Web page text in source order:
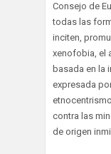
Consejo de
todas las
inciten,
xenofobia, el
basada en la
expresada
contra las
de origen